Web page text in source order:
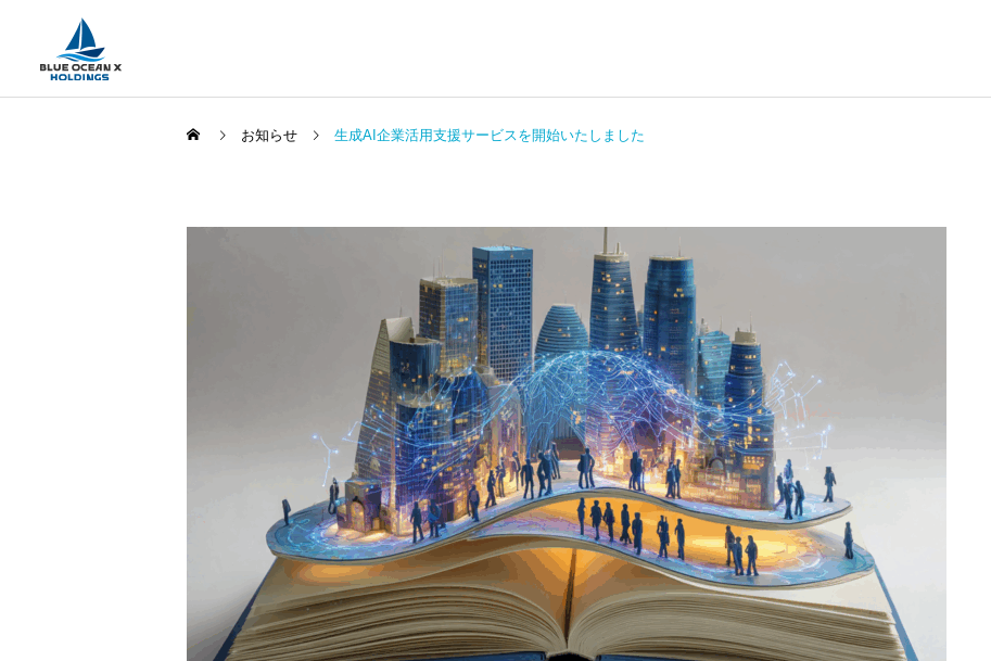
お知らせ 生成AI企業活用支援サービスを開始いたしました